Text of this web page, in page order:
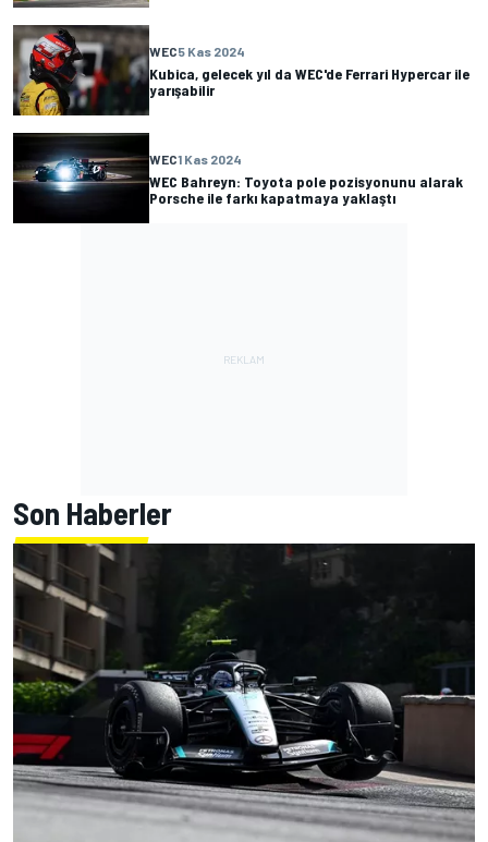
WEC5 Kas 2024
Kubica, gelecek yıl da WEC'de Ferrari Hypercar ile
yarışabilir
WEC1 Kas 2024
WEC Bahreyn: Toyota pole pozisyonunu alarak
Porsche ile farkı kapatmaya yaklaştı
Son Haberler